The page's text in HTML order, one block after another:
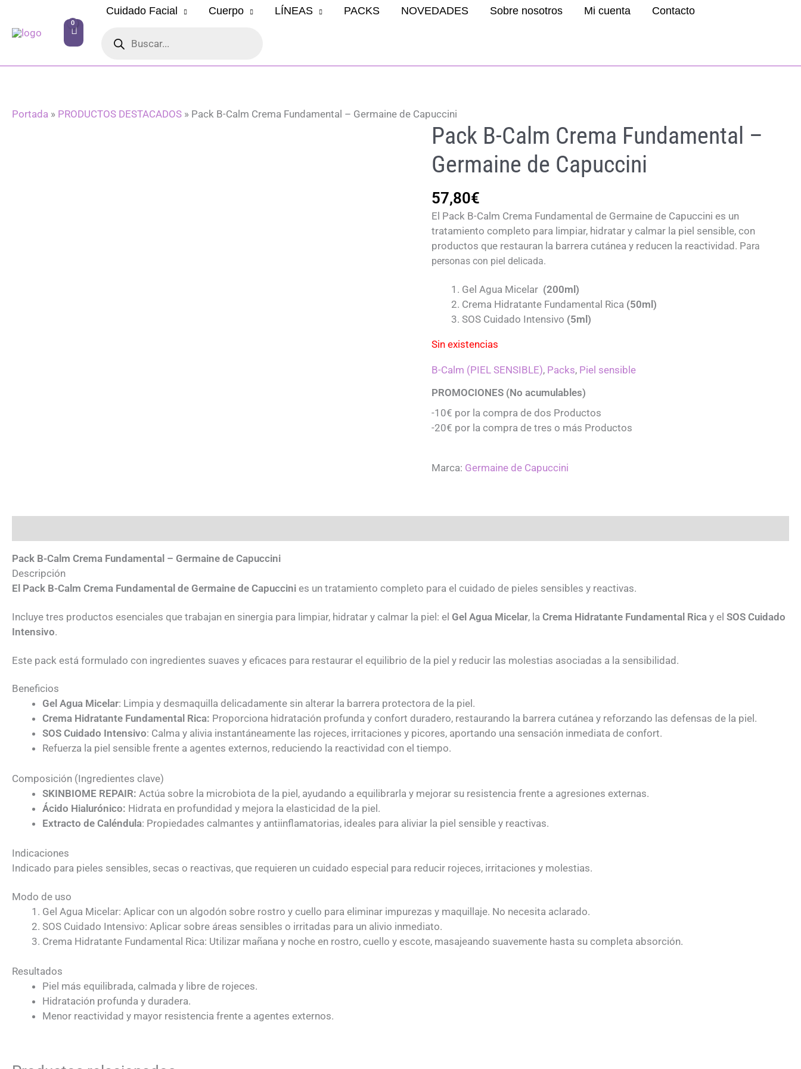
contenido
Cuidado Facial Cuerpo LÍNEAS PACKS NOVEDADES Sobre nosotros Mi cuenta Contacto
productos
Portada » PRODUCTOS DESTACADOS » Pack B-Calm Crema Fundamental – Germaine de Capuccini
Pack B-Calm Crema Fundamental –
Germaine de Capuccini
57,80€
El Pack B-Calm Crema Fundamental de Germaine de Capuccini es un
tratamiento completo para limpiar, hidratar y calmar la piel sensible, con
productos que restauran la barrera cutánea y reducen la reactividad. Para
personas con piel delicada.
Gel Agua Micelar (200ml)
Crema Hidratante Fundamental Rica (50ml)
SOS Cuidado Intensivo (5ml)
Sin existencias
B-Calm (PIEL SENSIBLE), Packs, Piel sensible
PROMOCIONES (No acumulables)
-10€ por la compra de dos Productos
-20€ por la compra de tres o más Productos
Marca: Germaine de Capuccini
Pack B-Calm Crema Fundamental – Germaine de Capuccini
Descripción
El Pack B-Calm Crema Fundamental de Germaine de Capuccini es un tratamiento completo para el cuidado de pieles sensibles y reactivas.
Incluye tres productos esenciales que trabajan en sinergia para limpiar, hidratar y calmar la piel: el Gel Agua Micelar, la Crema Hidratante Fundamental Rica y el SOS Cuidado
Intensivo.
Este pack está formulado con ingredientes suaves y eficaces para restaurar el equilibrio de la piel y reducir las molestias asociadas a la sensibilidad.
Beneficios
Gel Agua Micelar: Limpia y desmaquilla delicadamente sin alterar la barrera protectora de la piel.
Crema Hidratante Fundamental Rica: Proporciona hidratación profunda y confort duradero, restaurando la barrera cutánea y reforzando las defensas de la piel.
SOS Cuidado Intensivo: Calma y alivia instantáneamente las rojeces, irritaciones y picores, aportando una sensación inmediata de confort.
Refuerza la piel sensible frente a agentes externos, reduciendo la reactividad con el tiempo.
Composición (Ingredientes clave)
SKINBIOME REPAIR: Actúa sobre la microbiota de la piel, ayudando a equilibrarla y mejorar su resistencia frente a agresiones externas.
Ácido Hialurónico: Hidrata en profundidad y mejora la elasticidad de la piel.
Extracto de Caléndula: Propiedades calmantes y antiinflamatorias, ideales para aliviar la piel sensible y reactivas.
Indicaciones
Indicado para pieles sensibles, secas o reactivas, que requieren un cuidado especial para reducir rojeces, irritaciones y molestias.
Modo de uso
Gel Agua Micelar: Aplicar con un algodón sobre rostro y cuello para eliminar impurezas y maquillaje. No necesita aclarado.
SOS Cuidado Intensivo: Aplicar sobre áreas sensibles o irritadas para un alivio inmediato.
Crema Hidratante Fundamental Rica: Utilizar mañana y noche en rostro, cuello y escote, masajeando suavemente hasta su completa absorción.
Resultados
Piel más equilibrada, calmada y libre de rojeces.
Hidratación profunda y duradera.
Menor reactividad y mayor resistencia frente a agentes externos.